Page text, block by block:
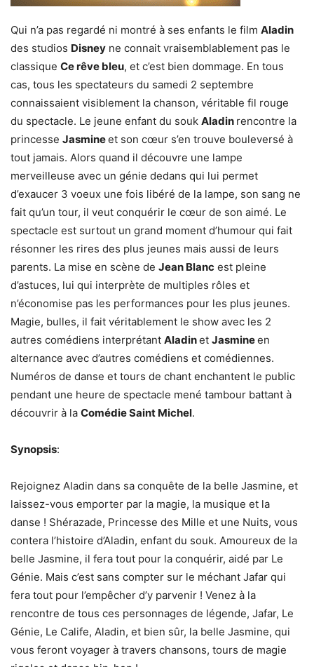
Qui n’a pas regardé ni montré à ses enfants le film Aladin
des studios Disney ne connait vraisemblablement pas le
classique Ce rêve bleu, et c’est bien dommage. En tous
cas, tous les spectateurs du samedi 2 septembre
connaissaient visiblement la chanson, véritable fil rouge
du spectacle. Le jeune enfant du souk Aladin rencontre la
princesse Jasmineet son cœur s’en trouve bouleversé à
tout jamais. Alors quand il découvre une lampe
merveilleuse avec un génie dedans qui lui permet
d’exaucer 3 voeux une fois libéré de la lampe, son sang ne
fait qu’un tour, il veut conquérir le cœur de son aimé. Le
spectacle est surtout un grand moment d’humour qui fait
résonner les rires des plus jeunes mais aussi de leurs
parents. La mise en scène de Jean Blanc est pleine
d’astuces, lui qui interprète de multiples rôles et
n’économise pas les performances pour les plus jeunes.
Magie, bulles, il fait véritablement le show avec les 2
autres comédiens interprétant Aladinet Jasmineen
alternance avec d’autres comédiens et comédiennes.
Numéros de danse et tours de chant enchantent le public
pendant une heure de spectacle mené tambour battant à
découvrir à la Comédie Saint Michel.
Synopsis:
Rejoignez Aladin dans sa conquête de la belle Jasmine, et
laissez-vous emporter par la magie, la musique et la
danse ! Shérazade, Princesse des Mille et une Nuits, vous
contera l’histoire d’Aladin, enfant du souk. Amoureux de la
belle Jasmine, il fera tout pour la conquérir, aidé par Le
Génie. Mais c’est sans compter sur le méchant Jafar qui
fera tout pour l’empêcher d’y parvenir ! Venez à la
rencontre de tous ces personnages de légende, Jafar, Le
Génie, Le Calife, Aladin, et bien sûr, la belle Jasmine, qui
vous feront voyager à travers chansons, tours de magie